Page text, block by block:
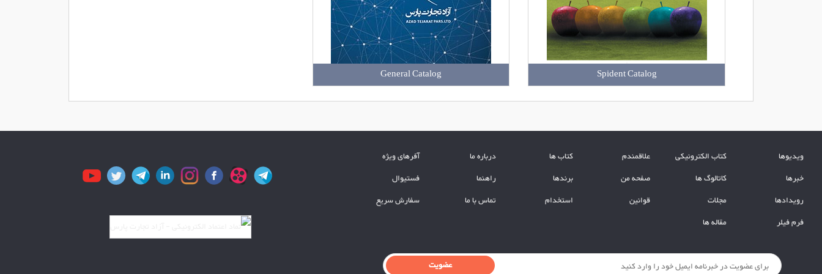
Spident Catalog
General Catalog
ویدیوها کتاب الکترونیکی علاقمندم کتاب ها درباره ما
آفرهای ویژه
خبرها
کاتالوگ ها صفحه من برندها راهنما
فستیوال
رویدادها
مجلات قوانین استخدام تماس با ما
سفارش سریع
فرم فیلر
مقاله ها